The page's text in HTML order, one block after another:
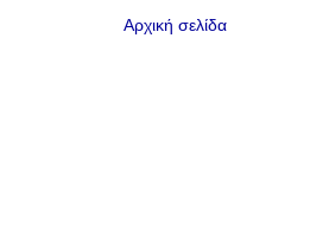
Αρχική σελίδα